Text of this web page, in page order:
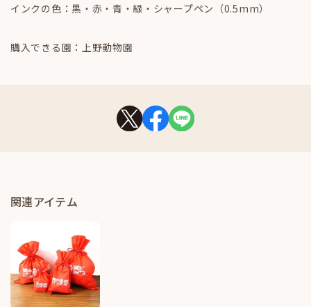
インクの色：黒・赤・青・緑・シャープペン（0.5mm）
購入できる園：上野動物園
関連アイテム